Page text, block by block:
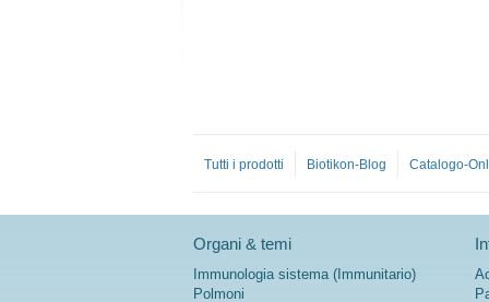
Tutti i prodotti Biotikon-Blog Catalogo-
Organi & temi
Immunologia sistema (Immunitario)
Polmoni